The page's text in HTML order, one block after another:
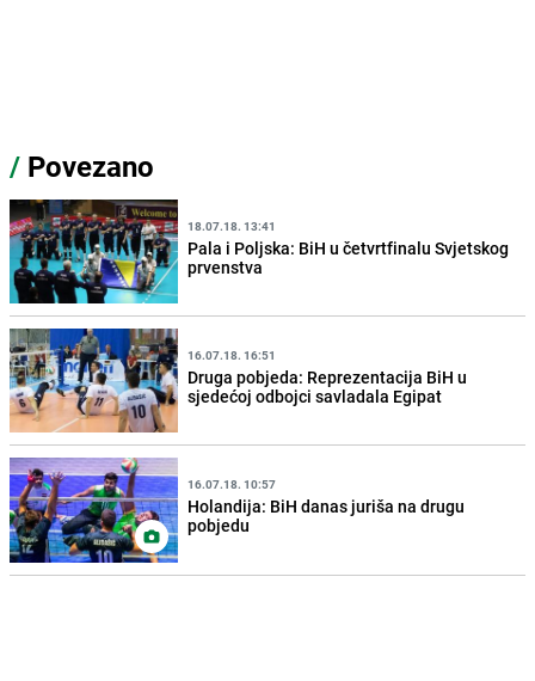
/ Povezano
18.07.18. 13:41
Pala i Poljska: BiH u četvrtfinalu Svjetskog
prvenstva
16.07.18. 16:51
Druga pobjeda: Reprezentacija BiH u
sjedećoj odbojci savladala Egipat
16.07.18. 10:57
Holandija: BiH danas juriša na drugu
pobjedu